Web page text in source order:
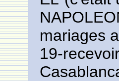
mariages
19-